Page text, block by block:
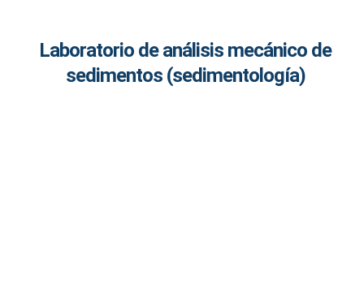
Laboratorio de análisis mecánico de
sedimentos (sedimentología)